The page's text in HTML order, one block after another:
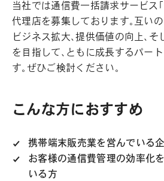
当社では通信費一括請求サービス
代理店を募集しております。互い
ビジネス拡大、提供価値の向上、
を目指して、ともに成長するパー
す。ぜひご検討ください。
こんな方におすすめ
携帯端末販売業を営んでいる
お客様の通信費管理の効率化
いる方